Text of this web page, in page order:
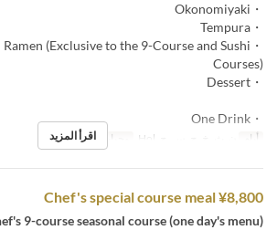
・Okonomiyaki
・Tempura
Ramen (Exclusive to the 9-Course and Sushi
Courses)
・Dessert
・One Drink
أيام وجبات الغداء
اقرأ المزيد
Chef's special course meal ¥8,800
9-course seasonal course (one day's menu)